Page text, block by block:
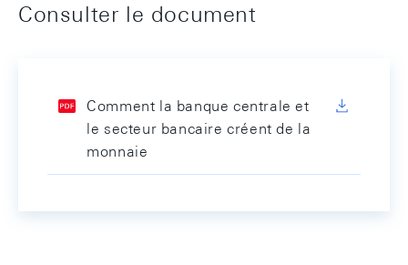
Consulter le document
Comment la banque centrale et
le secteur bancaire créent de la
monnaie